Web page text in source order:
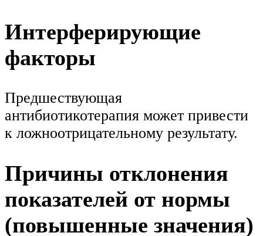
Интерферирующие
факторы
Предшествующая
антибиотикотерапия может привести
к ложноотрицательному результату.
Причины отклонения
показателей от нормы
(повышенные значения)